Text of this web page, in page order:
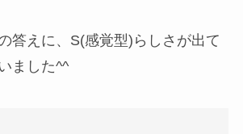
答えに、S(感覚型)らしさが出て
ました^^